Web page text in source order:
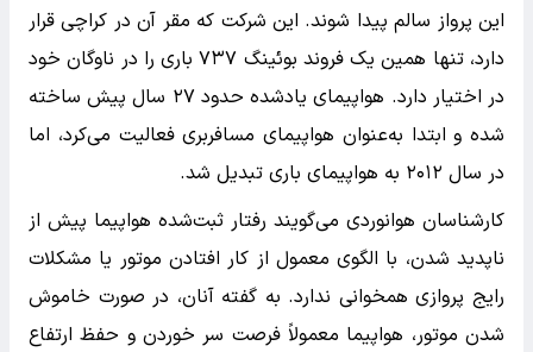
این پرواز سالم پیدا شوند. این شرکت که مقر آن در کراچی قرار
دارد، تنها همین یک فروند بوئینگ ۷۳۷ باری را در ناوگان خود
در اختیار دارد. هواپیمای یادشده حدود ۲۷ سال پیش ساخته
شده و ابتدا به‌عنوان هواپیمای مسافربری فعالیت می‌کرد، اما
در سال ۲۰۱۲ به هواپیمای باری تبدیل شد.
کارشناسان هوانوردی می‌گویند رفتار ثبت‌شده هواپیما پیش از
ناپدید شدن، با الگوی معمول از کار افتادن موتور یا مشکلات
رایج پروازی همخوانی ندارد. به گفته آنان، در صورت خاموش
شدن موتور، هواپیما معمولاً فرصت سر خوردن و حفظ ارتفاع